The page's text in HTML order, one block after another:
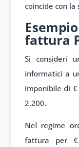
coincide con
fattura
Si consideri
informatici a
imponibile di
2.200.
Nel regime
fattura per €